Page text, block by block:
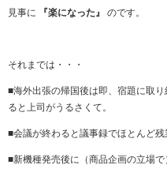
見事に 『楽になった』 のです。
それまでは・・・
■海外出張の帰国後は即、宿題に取
ると上司がうるさくて。
■会議が終わると議事録でほとんど残
■新機種発売後に（商品企画の立場